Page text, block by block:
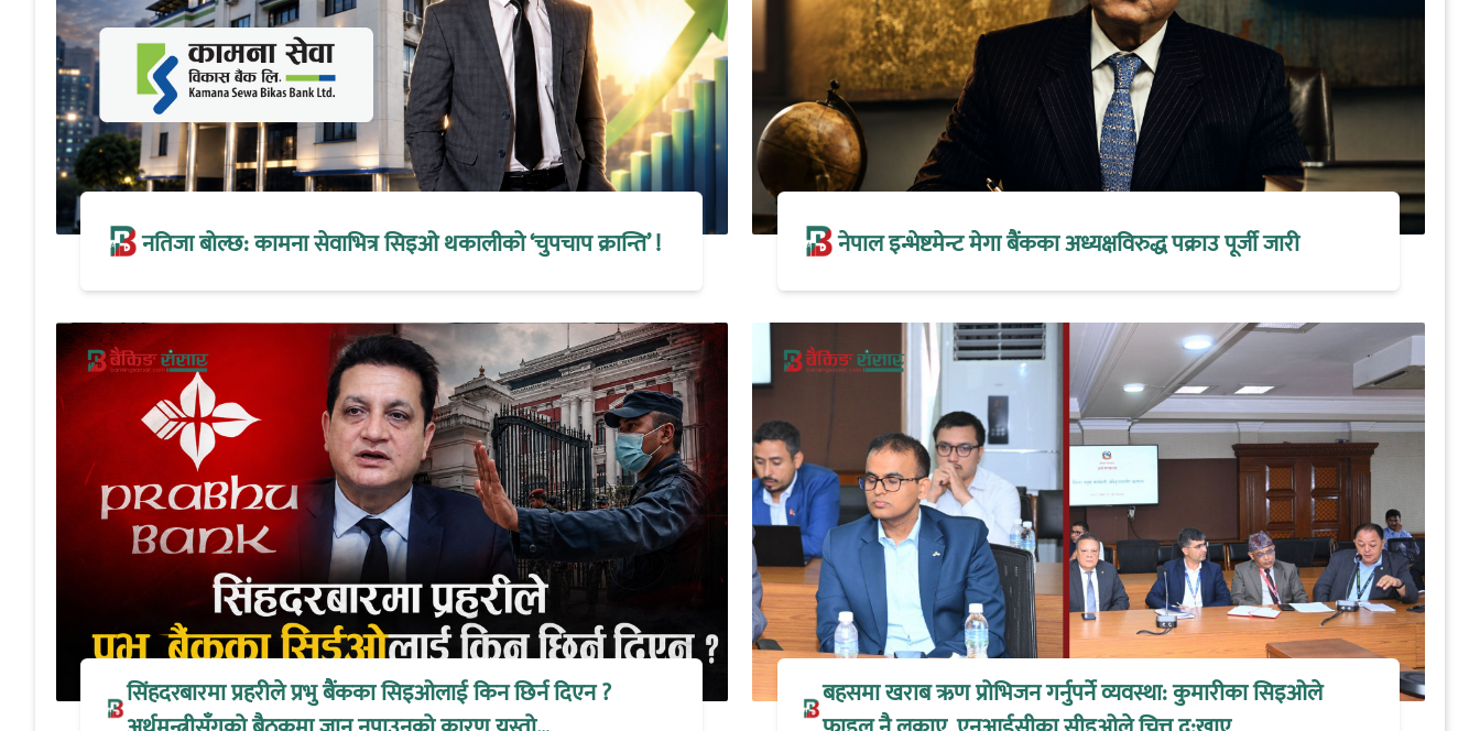
नतिजा बोल्छ: कामना सेवाभित्र सिइओ थकालीको ‘चुपचाप क्रान्ति’ ! नेपाल इन्भेष्टमेन्ट मेगा बैंकका अध्यक्षविरुद्ध पक्राउ पूर्जी जारी
सिंहदरबारमा प्रहरीले प्रभु बैंकका सिइओलाई किन छिर्न दिएन ?
बहसमा खराब ऋण प्रोभिजन गर्नुपर्ने व्यवस्था: कुमारीका सिइओले